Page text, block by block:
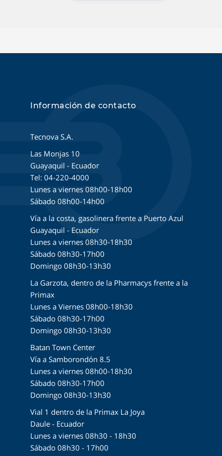
Información de contacto
Tecnova S.A.
Las Monjas 10
Guayaquil - Ecuador
Tel: 04-220-4000
Lunes a viernes 08h00-18h00
Sábado 08h00-14h00
Vía a la costa, gasolinera frente a Puerto Azul
Guayaquil - Ecuador
Lunes a viernes 08h30-18h30
Sábado 08h30-17h00
Domingo 08h30-13h30
La Garzota, dentro de la Pharmacys frente a la
Primax
Lunes a Viernes 08h00-18h30
Sábado 08h30-17h00
Domingo 08h30-13h30
Batan Town Center
Vía a Samborondón 8.5
Lunes a viernes 08h00-18h30
Sábado 08h30-17h00
Domingo 08h30-13h30
Vial 1 dentro de la Primax La Joya
Daule - Ecuador
Lunes a viernes 08h30 - 18h30
Sábado 08h30 - 17h00